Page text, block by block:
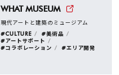
WHAT MUSEUM
現代アートと建築のミュージアム
#CULTURE
#美術品
#アートサポート
#コラボレーション
#エリア開発